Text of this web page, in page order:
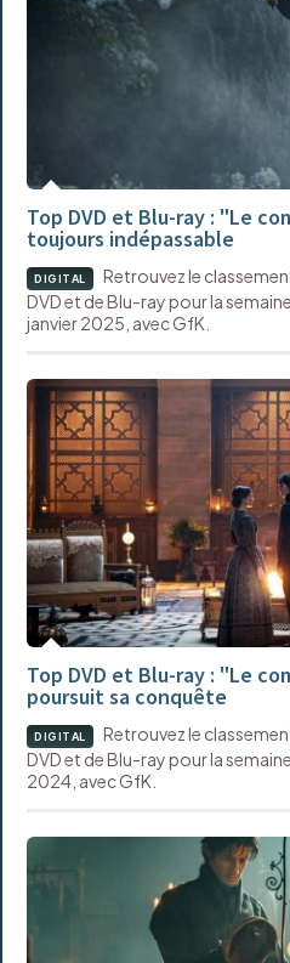
Top DVD et Blu-ray : "Le
toujours indépassable
DIGITAL
Retrouvez le
DVD et de Blu-ray pour la
janvier 2025, avec GfK.
Top DVD et Blu-ray : "Le
poursuit sa conquête
DIGITAL
Retrouvez le
DVD et de Blu-ray pour la
2024, avec GfK.